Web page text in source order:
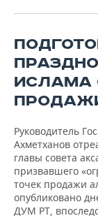
ВОДНЫЕ
ХОККЕЙ С
ОБРАЗОВАНИЕ
ИСЛАМА
Руководитель
Ахметханов
главы совета
призвавшего
точек продажи
опубликовано
ДУМ РТ,